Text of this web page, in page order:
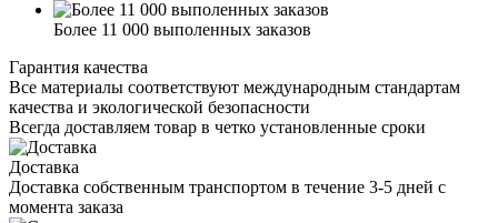
Более 11 000 выполенных заказов
Гарантия качества
Все материалы соответствуют международным стандартам
качества и экологической безопасности
Всегда доставляем товар в четко установленные сроки
Доставка
Доставка собственным транспортом в течение 3-5 дней с
момента заказа